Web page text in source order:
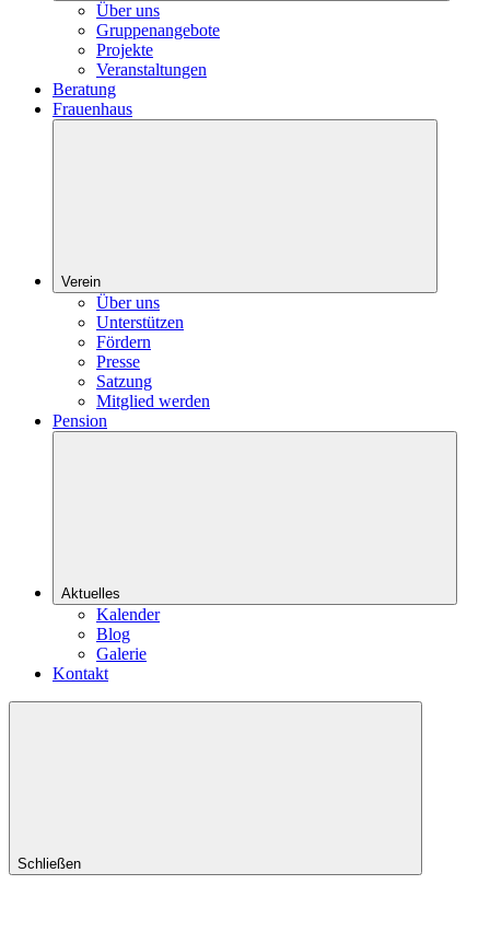
Über uns
Gruppenangebote
Projekte
Veranstaltungen
Beratung
Frauenhaus
Verein
Über uns
Unterstützen
Fördern
Presse
Satzung
Mitglied werden
Pension
Aktuelles
Kalender
Blog
Galerie
Kontakt
Schließen